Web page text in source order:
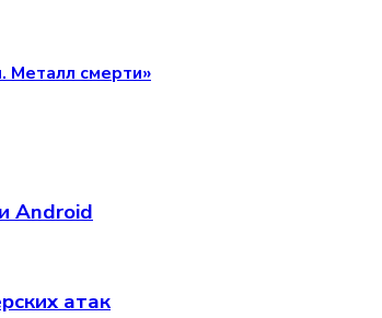
Металл смерти»
Android
атак